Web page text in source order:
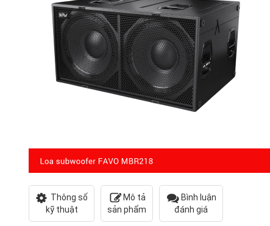
Thông số
kỹ thuật
Mô tả
sản phẩm
Bình luận
đánh giá